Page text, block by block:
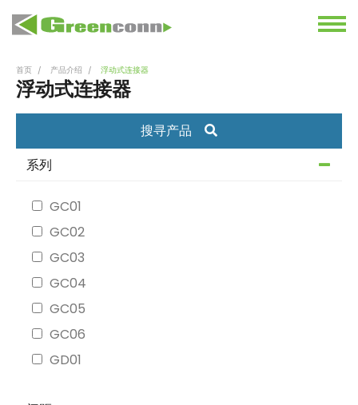
首页 产品介绍 浮动式连接器
浮动式连接器
搜寻产品
系列
GC01
GC02
GC03
GC04
GC05
GC06
GD01